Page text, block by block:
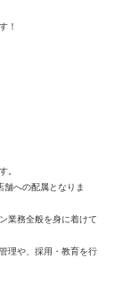
！
。
舗への配属となりま
業務全般を身に着けて
理や、採用・教育を行